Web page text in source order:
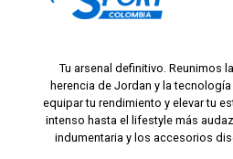
Tu arsenal definitivo. Reunimos
herencia de Jordan y la
equipar tu rendimiento y elevar tu
intenso hasta el lifestyle más
indumentaria y los accesorios